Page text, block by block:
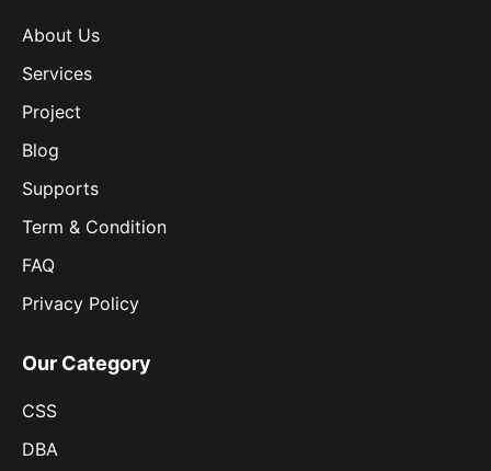
About Us
Services
Project
Blog
Supports
Term & Condition
FAQ
Privacy Policy
Our Category
CSS
DBA